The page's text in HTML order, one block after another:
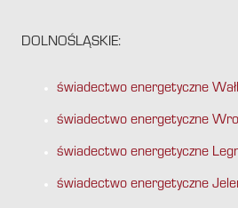
DOLNOŚLĄSKIE:
świadectwo energetyczne
świadectwo energetyczne
świadectwo energetyczne
świadectwo energetyczne